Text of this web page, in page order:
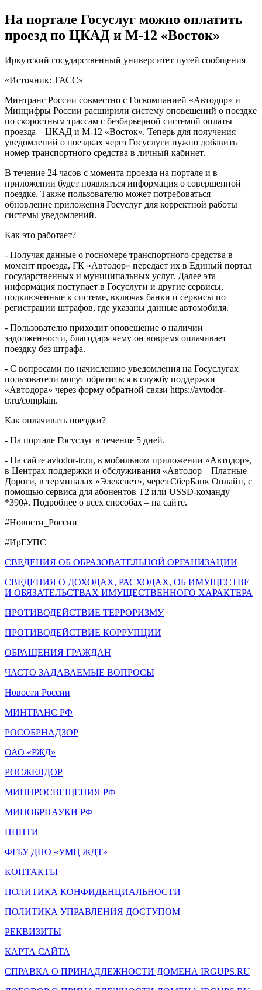
На портале Госуслуг можно оплатить
проезд по ЦКАД и М-12 «Восток»
Иркутский государственный университет путей сообщения
«Источник: ТАСС»
Минтранс России совместно с Госкомпанией «Автодор» и
Минцифры России расширили систему оповещений о поездке
по скоростным трассам с безбарьерной системой оплаты
проезда – ЦКАД и М-12 «Восток». Теперь для получения
уведомлений о поездках через Госуслуги нужно добавить
номер транспортного средства в личный кабинет.
В течение 24 часов с момента проезда на портале и в
приложении будет появляться информация о совершенной
поездке. Также пользователю может потребоваться
обновление приложения Госуслуг для корректной работы
системы уведомлений.
Как это работает?
- Получая данные о госномере транспортного средства в
момент проезда, ГК «Автодор» передает их в Единый портал
государственных и муниципальных услуг. Далее эта
информация поступает в Госуслуги и другие сервисы,
подключенные к системе, включая банки и сервисы по
регистрации штрафов, где указаны данные автомобиля.
- Пользователю приходит оповещение о наличии
задолженности, благодаря чему он вовремя оплачивает
поездку без штрафа.
- С вопросами по начислению уведомления на Госуслугах
пользователи могут обратиться в службу поддержки
«Автодора» через форму обратной связи https://avtodor-
tr.ru/complain.
Как оплачивать поездки?
- На портале Госуслуг в течение 5 дней.
- На сайте avtodor-tr.ru, в мобильном приложении «Автодор»,
в Центрах поддержки и обслуживания «Автодор – Платные
Дороги, в терминалах «Элекснет», через СберБанк Онлайн, с
помощью сервиса для абонентов Т2 или USSD-команду
*390#. Подробнее о всех способах – на сайте.
#Новости_России
#ИрГУПС
СВЕДЕНИЯ ОБ ОБРАЗОВАТЕЛЬНОЙ ОРГАНИЗАЦИИ
СВЕДЕНИЯ О ДОХОДАХ, РАСХОДАХ, ОБ ИМУЩЕСТВЕ
И ОБЯЗАТЕЛЬСТВАХ ИМУЩЕСТВЕННОГО ХАРАКТЕРА
ПРОТИВОДЕЙСТВИЕ ТЕРРОРИЗМУ
ПРОТИВОДЕЙСТВИЕ КОРРУПЦИИ
ОБРАЩЕНИЯ ГРАЖДАН
ЧАСТО ЗАДАВАЕМЫЕ ВОПРОСЫ
Новости России
МИНТРАНС РФ
РОСОБРНАДЗОР
ОАО «РЖД»
РОСЖЕЛДОР
МИНПРОСВЕЩЕНИЯ РФ
МИНОБРНАУКИ РФ
НЦПТИ
ФГБУ ДПО «УМЦ ЖДТ»
КОНТАКТЫ
ПОЛИТИКА КОНФИДЕНЦИАЛЬНОСТИ
ПОЛИТИКА УПРАВЛЕНИЯ ДОСТУПОМ
РЕКВИЗИТЫ
КАРТА САЙТА
СПРАВКА О ПРИНАДЛЕЖНОСТИ ДОМЕНА IRGUPS.RU